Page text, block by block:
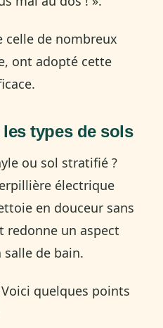
celle de nombreux
ont adopté cette
types de sols
ou sol stratifié ?
électrique
en douceur sans
redonne un aspect
de bain.
quelques points